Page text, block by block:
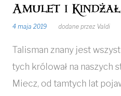
Amulet i Kindżał
4 maja 2019 dodane przez Valdi
Talisman znany jest
tych królował na naszych
Miecz, od tamtych lat